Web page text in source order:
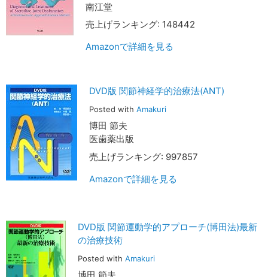
南江堂
売上げランキング: 148442
Amazonで詳細を見る
DVD版 関節神経学的治療法(ANT)
Posted with Amakuri
博田 節夫
医歯薬出版
売上げランキング: 997857
Amazonで詳細を見る
DVD版 関節運動学的アプローチ(博田法)最新
の治療技術
Posted with Amakuri